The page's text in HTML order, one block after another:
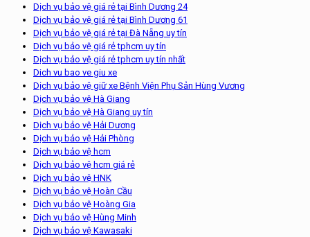
Dịch vụ bảo vệ giá rẻ tại Bình Dương 24
Dịch vụ bảo vệ giá rẻ tại Bình Dương 61
Dịch vụ bảo vệ giá rẻ tại Đà Nẵng uy tín
Dịch vụ bảo vệ giá rẻ tphcm uy tín
Dịch vụ bảo vệ giá rẻ tphcm uy tín nhất
Dich vu bao ve giu xe
Dịch vụ bảo vệ giữ xe Bệnh Viện Phụ Sản Hùng Vương
Dịch vụ bảo vệ Hà Giang
Dịch vụ bảo vệ Hà Giang uy tín
Dịch vụ bảo vệ Hải Dương
Dịch vụ bảo vệ Hải Phòng
Dịch vụ bảo vệ hcm
Dịch vụ bảo vệ hcm giá rẻ
Dịch vụ bảo vệ HNK
Dịch vụ bảo vệ Hoàn Cầu
Dịch vụ bảo vệ Hoàng Gia
Dịch vụ bảo vệ Hùng Minh
Dịch vụ bảo vệ Kawasaki